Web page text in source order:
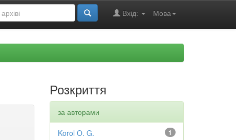
Мова
Вхід:
Розкриття
за авторами
1
Korol O. G.